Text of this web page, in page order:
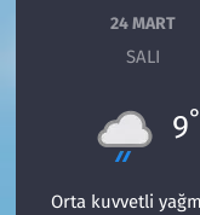
24 MART
SALI
9°
Orta kuvvetli